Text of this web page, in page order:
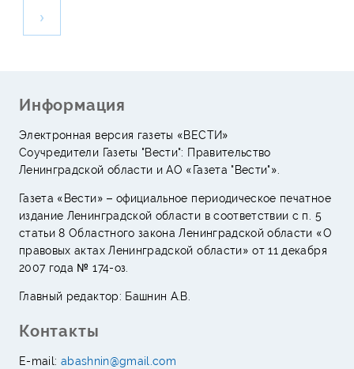
›
Информация
Электронная версия газеты «ВЕСТИ»
Соучредители Газеты "Вести": Правительство
Ленинградской области и АО «Газета "Вести"».
Газета «Вести» – официальное периодическое печатное
издание Ленинградской области в соответствии с п. 5
статьи 8 Областного закона Ленинградской области «О
правовых актах Ленинградской области» от 11 декабря
2007 года № 174-оз.
Главный редактор: Башнин А.В.
Контакты
E-mail: abashnin@gmail.com